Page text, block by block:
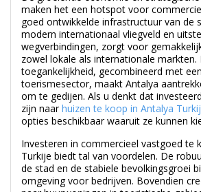
goed ontwikkelde infrastructuur van de
modern internationaal vliegveld en
wegverbindingen, zorgt voor
zowel lokale als internationale markten.
toegankelijkheid, gecombineerd met
toerismesector, maakt Antalya
om te gedijen. Als u denkt dat
zijn naarhuizen te koop in Antalya
opties beschikbaar waaruit ze kunnen
Investeren in commercieel vastgoed te
Turkije biedt tal van voordelen. De
de stad en de stabiele bevolkingsgroei
omgeving voor bedrijven. Bovendien
naar huurwoningen in toeristische
kans voor investeerders. Of u nu van